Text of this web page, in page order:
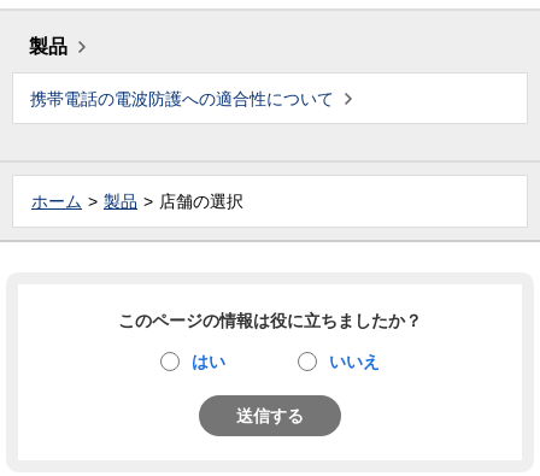
製品
携帯電話の電波防護への適合性について
ホーム 製品 店舗の選択
このページの情報は役に立ちましたか？
はい いいえ
送信する